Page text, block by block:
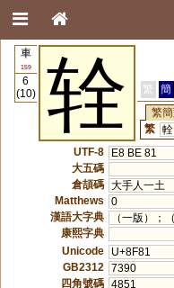
車
159
6
(10)
辁 繁 簡
繁
繁 輇
UTF-8
E8 BE 81
大五碼
倉頡碼 大手人一土
Matthews
0
漢語大字典
（一版）；
康熙字典
Unicode
U+8F81
GB2312
7390
四角號碼 4851